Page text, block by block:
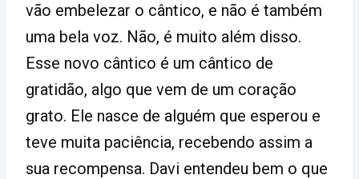
vão embelezar o cântico, e não é também
uma bela voz. Não, é muito além disso.
Esse novo cântico é um cântico de
gratidão, algo que vem de um coração
grato. Ele nasce de alguém que esperou e
teve muita paciência, recebendo assim a
sua recompensa. Davi entendeu bem o que